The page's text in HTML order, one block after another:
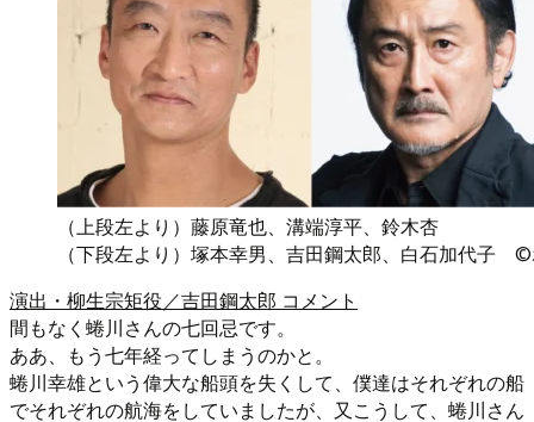
（上段左より）藤原竜也、溝端淳平、鈴木杏
（下段左より）塚本幸男、吉田鋼太郎、白石加代子
演出・柳生宗矩役／吉田鋼太郎 コメント
間もなく蜷川さんの七回忌です。
ああ、もう七年経ってしまうのかと。
蜷川幸雄という偉大な船頭を失くして、僕達はそれぞれの船
でそれぞれの航海をしていましたが、又こうして、蜷川さん